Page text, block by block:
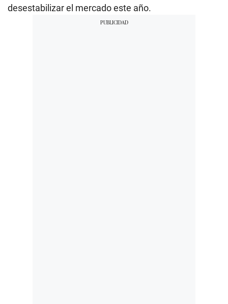
desestabilizar el mercado este año.